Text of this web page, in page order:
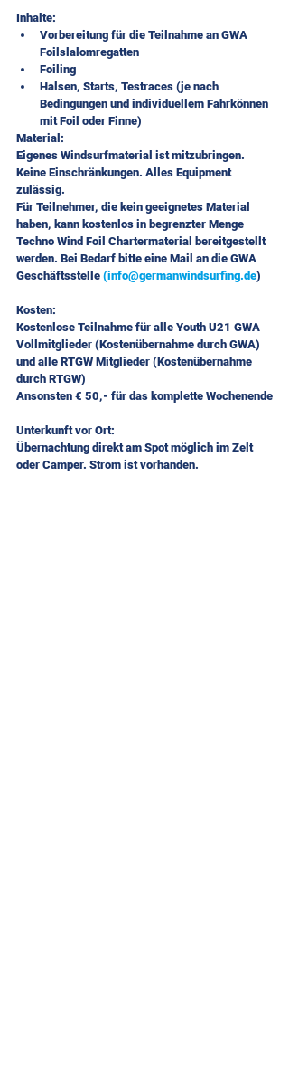
Inhalte:
Vorbereitung für die Teilnahme an GWA
Foilslalomregatten
Foiling
Halsen, Starts, Testraces (je nach
Bedingungen und individuellem Fahrkönnen
mit Foil oder Finne)
Material:
Eigenes Windsurfmaterial ist mitzubringen.
Keine Einschränkungen. Alles Equipment
zulässig.
Für Teilnehmer, die kein geeignetes Material
haben, kann kostenlos in begrenzter Menge
Techno Wind Foil Chartermaterial bereitgestellt
werden. Bei Bedarf bitte eine Mail an die GWA
Geschäftsstelle (info@germanwindsurfing.de)
Kosten:
Kostenlose Teilnahme für alle Youth U21 GWA
Vollmitglieder (Kostenübernahme durch GWA)
und alle RTGW Mitglieder (Kostenübernahme
durch RTGW)
Ansonsten € 50,- für das komplette Wochenende
Unterkunft vor Ort:
Übernachtung direkt am Spot möglich im Zelt
oder Camper. Strom ist vorhanden.